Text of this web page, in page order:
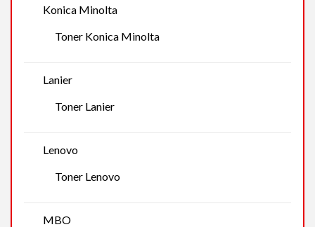
Konica Minolta
Toner Konica Minolta
Lanier
Toner Lanier
Lenovo
Toner Lenovo
MBO